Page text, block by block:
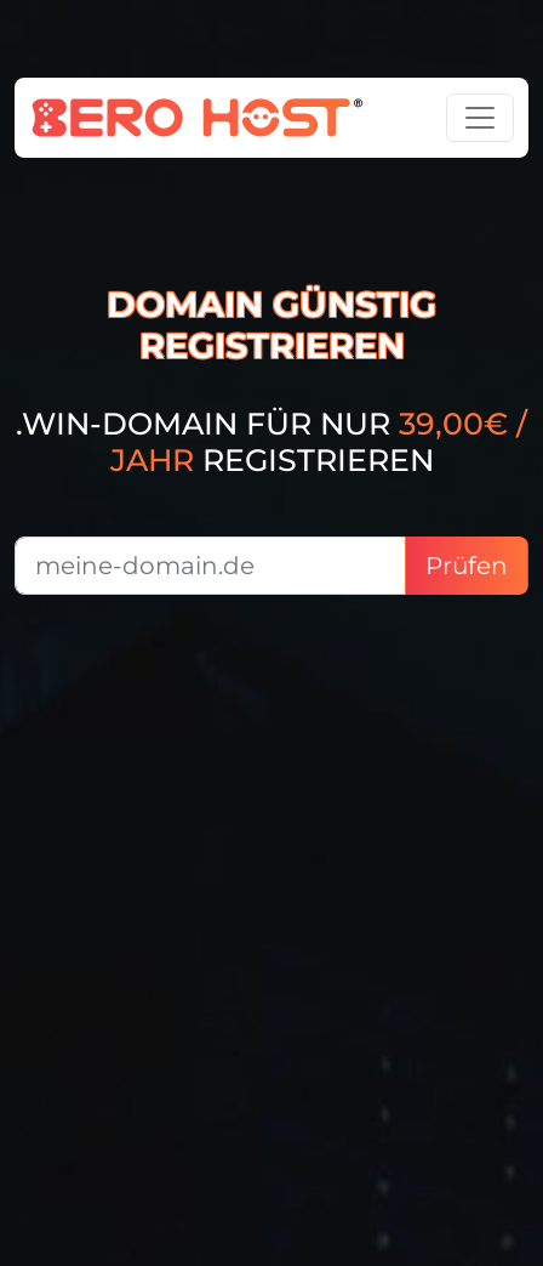
DOMAIN GÜNSTIG
REGISTRIEREN
.WIN-DOMAIN FÜR NUR 39,00€ /
JAHR REGISTRIEREN
Prüfen